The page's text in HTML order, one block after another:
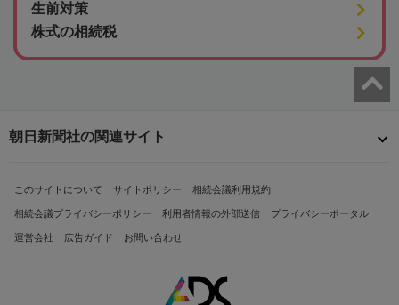
生前対策
株式の相続税
朝日新聞社の関連サイト
このサイトについて サイトポリシー 相続会議利用規約
相続会議プライバシーポリシー 利用者情報の外部送信 プライバシーポータル
運営会社 広告ガイド お問い合わせ